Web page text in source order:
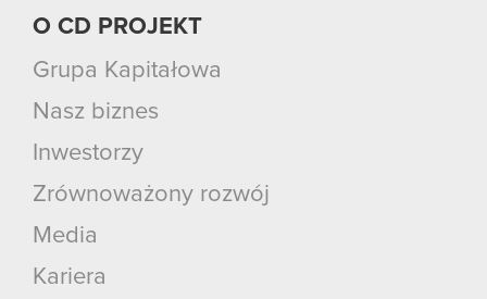
O CD PROJEKT
Grupa Kapitałowa
Nasz biznes
Inwestorzy
Zrównoważony rozwój
Media
Kariera